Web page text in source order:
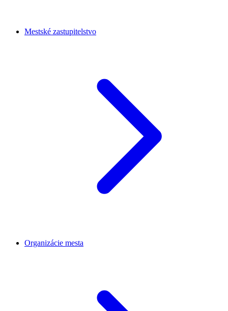
Mestské zastupitelstvo
Organizácie mesta